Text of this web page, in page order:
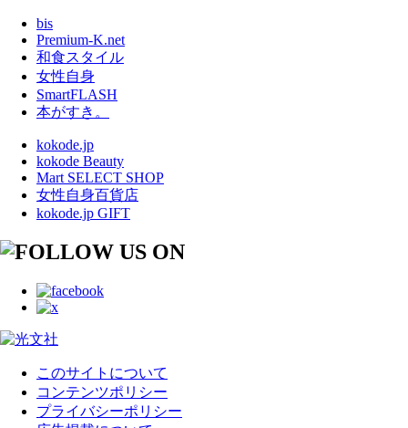
bis
Premium-K.net
和食スタイル
女性自身
SmartFLASH
本がすき。
kokode.jp
kokode Beauty
Mart SELECT SHOP
女性自身百貨店
kokode.jp GIFT
このサイトについて
コンテンツポリシー
プライバシーポリシー